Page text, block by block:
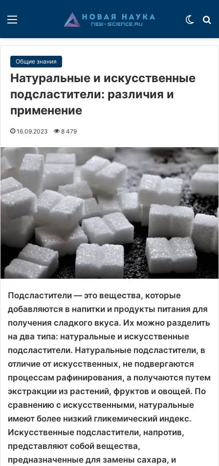
Общие знания
Натуральные и искусственные
подсластители: различия и
применение
16.09.2023 8 479
Подсластители — это вещества, которые
добавляются в напитки и продукты питания для
получения сладкого вкуса. Их можно разделить
на два типа: натуральные и искусственные
подсластители. Натуральные подсластители, в
отличие от искусственных, не подвергаются
процессам рафинирования, а получаются путем
экстракции из растений, фруктов и овощей. По
сравнению с искусственными, натуральные
имеют более низкий гликемический индекс.
Искусственные подсластители, напротив,
представляют собой вещества,
предназначенные для замены сахара, и